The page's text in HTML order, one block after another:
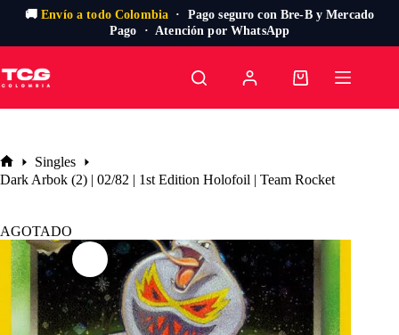
🚚Envío a todo Colombia · Pago seguro con Bre-B y Mercado
Pago · Atención por WhatsApp
al
contenido
Carro
Inicio
Singles
Dark Arbok (2) | 02/82 | 1st Edition Holofoil | Team Rocket
AGOTADO